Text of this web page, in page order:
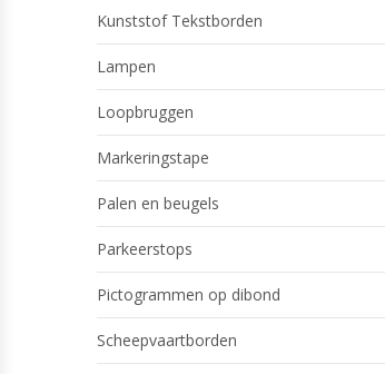
Kunststof Tekstborden
Lampen
Loopbruggen
Markeringstape
Palen en beugels
Parkeerstops
Pictogrammen op dibond
Scheepvaartborden